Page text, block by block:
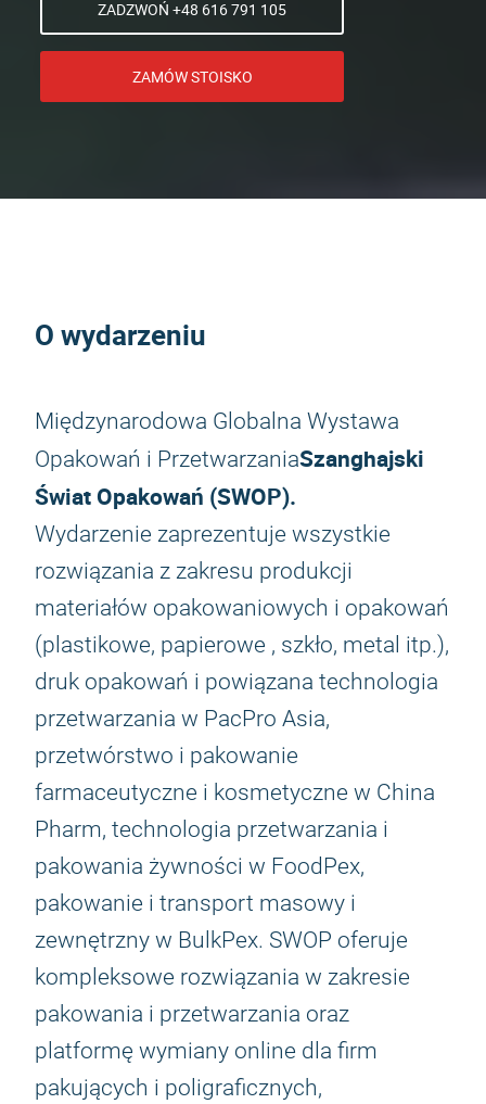
ZADZWOŃ +48 616 791 105
ZAMÓW STOISKO
O wydarzeniu
Międzynarodowa Globalna Wystawa
Opakowań i PrzetwarzaniaSzanghajski
Świat Opakowań (SWOP).
Wydarzenie zaprezentuje wszystkie
rozwiązania z zakresu produkcji
materiałów opakowaniowych i opakowań
(plastikowe, papierowe , szkło, metal itp.),
druk opakowań i powiązana technologia
przetwarzania w PacPro Asia,
przetwórstwo i pakowanie
farmaceutyczne i kosmetyczne w China
Pharm, technologia przetwarzania i
pakowania żywności w FoodPex,
pakowanie i transport masowy i
zewnętrzny w BulkPex. SWOP oferuje
kompleksowe rozwiązania w zakresie
pakowania i przetwarzania oraz
platformę wymiany online dla firm
pakujących i poligraficznych,